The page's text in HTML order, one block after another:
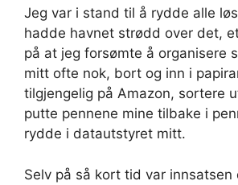
Jeg var i stand til å rydde alle
hadde havnet strødd over det,
på at jeg forsømte å organisere
mitt ofte nok, bort og inn i
tilgjengelig på Amazon, sortere
putte pennene mine tilbake i
rydde i datautstyret mitt.
Selv på så kort tid var